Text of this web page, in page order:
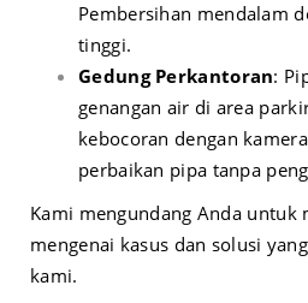
Pembersihan mendalam
tinggi.
Gedung Perkantoran:
genangan air di area
kebocoran dengan
perbaikan pipa tanpa
Kami mengundang Anda untuk
mengenai kasus dan solusi
kami.